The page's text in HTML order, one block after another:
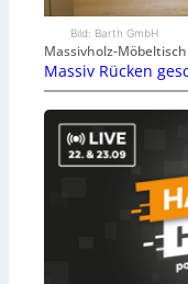
Bild: Barth GmbH
Massivholz-
Massiv Rücken